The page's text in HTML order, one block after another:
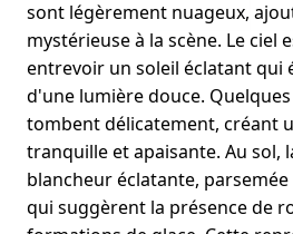
sont légèrement nuageux,
mystérieuse à la scène. Le ciel
entrevoir un soleil éclatant qui
d'une lumière douce.
tombent délicatement, créant
tranquille et apaisante. Au sol,
blancheur éclatante,
qui suggèrent la présence de